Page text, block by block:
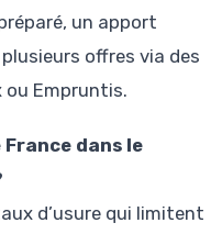
un apport
offres via des
ou Empruntis.
France dans le
d’usure qui limitent